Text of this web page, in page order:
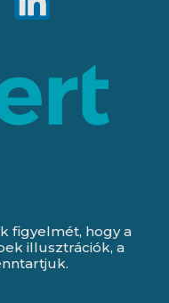
figyelmét, hogy a
illusztrációk, a